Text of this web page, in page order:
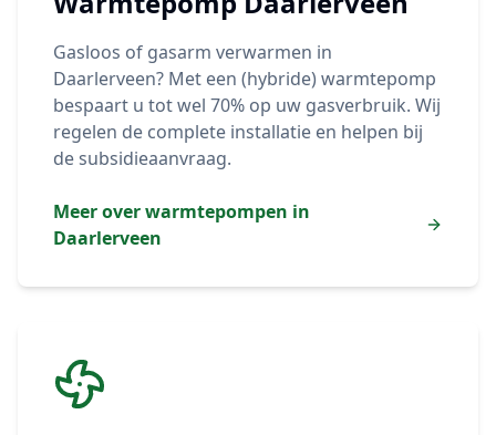
Gasloos of gasarm verwarmen in
Daarlerveen? Met een (hybride) warmtepomp
bespaart u tot wel 70% op uw gasverbruik. Wij
regelen de complete installatie en helpen bij
de subsidieaanvraag.
Meer over warmtepompen in
Daarlerveen